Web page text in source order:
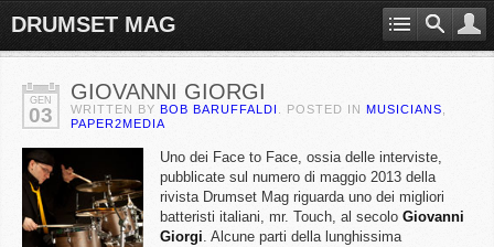
DRUMSET MAG
GEN
03
GIOVANNI GIORGI
WRITTEN BY BOB BARUFFALDI . POSTED IN MUSICIANS
PAPER2MEDIA
Uno dei Face to Face, ossia delle interviste,
pubblicate sul numero di maggio 2013 della
rivista Drumset Mag riguarda uno dei migliori
batteristi italiani, mr. Touch, al secolo Giovanni
Giorgi. Alcune parti della lunghissima